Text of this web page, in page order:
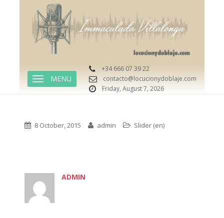
TOGGLE NAVIGATION
+34 666 07 39 22
contacto@locucionydoblaje.com
Friday, August 7, 2026
8 October, 2015 admin Slider (en)
ADMIN